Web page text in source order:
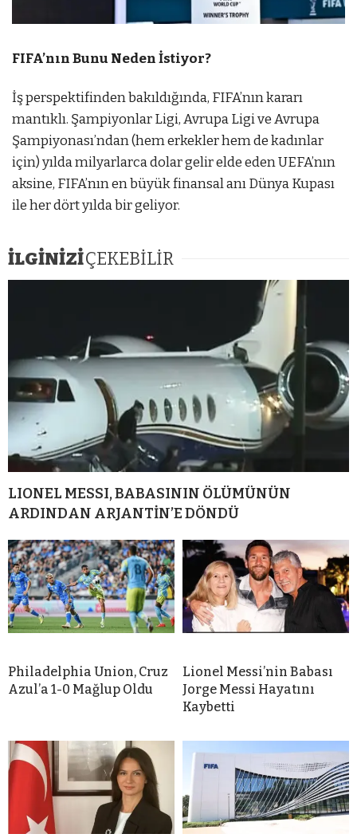
FIFA’nın Bunu Neden İstiyor?
İş perspektifinden bakıldığında, FIFA’nın kararı
mantıklı. Şampiyonlar Ligi, Avrupa Ligi ve Avrupa
Şampiyonası’ndan (hem erkekler hem de kadınlar
için) yılda milyarlarca dolar gelir elde eden UEFA’nın
aksine, FIFA’nın en büyük finansal anı Dünya Kupası
ile her dört yılda bir geliyor.
İLGİNİZİÇEKEBİLİR
LIONEL MESSI, BABASININ ÖLÜMÜNÜN
ARDINDAN ARJANTİN’E DÖNDÜ
Philadelphia Union, Cruz
Azul’a 1-0 Mağlup Oldu
Lionel Messi’nin Babası
Jorge Messi Hayatını
Kaybetti